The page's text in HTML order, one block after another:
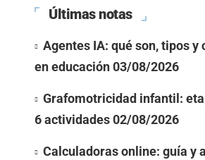
Últimas notas
Agentes IA: qué son, tipos y
en educación03/08/2026
Grafomotricidad infantil:
6 actividades02/08/2026
Calculadoras online: guía y